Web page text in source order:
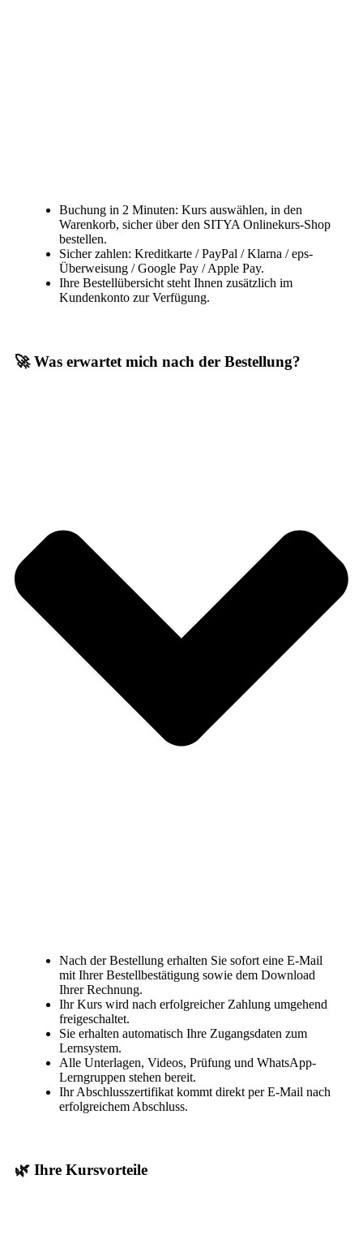
Buchung in 2 Minuten: Kurs auswählen, in den
Warenkorb, sicher über den SITYA Onlinekurs-Shop
bestellen.
Sicher zahlen: Kreditkarte / PayPal / Klarna / eps-
Überweisung / Google Pay / Apple Pay.
Ihre Bestellübersicht steht Ihnen zusätzlich im
Kundenkonto zur Verfügung.
🚀 Was erwartet mich nach der Bestellung?
Nach der Bestellung erhalten Sie sofort eine E-Mail
mit Ihrer Bestellbestätigung sowie dem Download
Ihrer Rechnung.
Ihr Kurs wird nach erfolgreicher Zahlung umgehend
freigeschaltet.
Sie erhalten automatisch Ihre Zugangsdaten zum
Lernsystem.
Alle Unterlagen, Videos, Prüfung und WhatsApp-
Lerngruppen stehen bereit.
Ihr Abschlusszertifikat kommt direkt per E-Mail nach
erfolgreichem Abschluss.
🌿 Ihre Kursvorteile